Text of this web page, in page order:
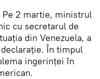
Pe 2 martie, ministrul
cu secretarul de
din Venezuela, a
În timpul
ingerinţei în